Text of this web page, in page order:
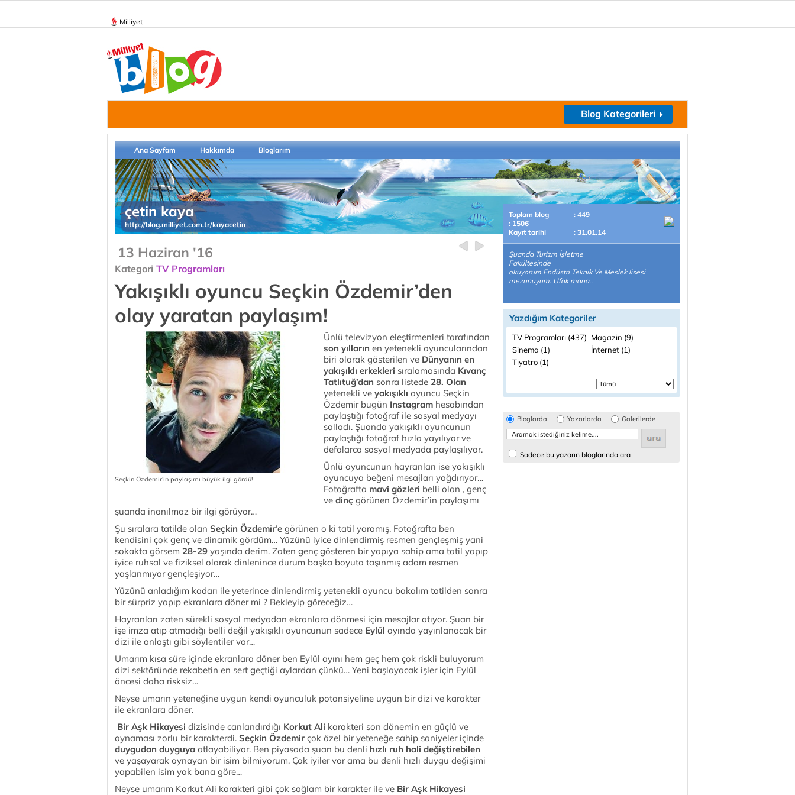
Milliyet
Blog Kategorileri
Ana Sayfam Hakkımda Bloglarım
çetin kaya
http://blog.milliyet.com.tr/kayacetin
13 Haziran '16
Kategori TV Programları
Yakışıklı oyuncu Seçkin Özdemir’den
olay yaratan paylaşım!
Seçkin Özdemir'in paylaşımı büyük ilgi gördü!
Ünlü televizyon eleştirmenleri tarafından
son yılların en yetenekli oyuncularından
biri olarak gösterilen ve Dünyanın en
yakışıklı erkekleri sıralamasında Kıvanç
Tatlıtuğ’dan sonra listede 28. Olan
yetenekli ve yakışıklı oyuncu Seçkin
Özdemir bugün Instagram hesabından
paylaştığı fotoğraf ile sosyal medyayı
salladı. Şuanda yakışıklı oyuncunun
paylaştığı fotoğraf hızla yayılıyor ve
defalarca sosyal medyada paylaşılıyor.
Ünlü oyuncunun hayranları ise yakışıklı
oyuncuya beğeni mesajları yağdırıyor…
Fotoğrafta mavi gözleri belli olan , genç
ve dinç görünen Özdemir’in paylaşımı
şuanda inanılmaz bir ilgi görüyor…
Şu sıralara tatilde olan Seçkin Özdemir’e görünen o ki tatil yaramış. Fotoğrafta ben
kendisini çok genç ve dinamik gördüm… Yüzünü iyice dinlendirmiş resmen gençleşmiş yani
sokakta görsem 28-29 yaşında derim. Zaten genç gösteren bir yapıya sahip ama tatil yapıp
iyice ruhsal ve fiziksel olarak dinlenince durum başka boyuta taşınmış adam resmen
yaşlanmıyor gençleşiyor…
Yüzünü anladığım kadarı ile yeterince dinlendirmiş yetenekli oyuncu bakalım tatilden sonra
bir sürpriz yapıp ekranlara döner mi ? Bekleyip göreceğiz…
Hayranları zaten sürekli sosyal medyadan ekranlara dönmesi için mesajlar atıyor. Şuan bir
işe imza atıp atmadığı belli değil yakışıklı oyuncunun sadece Eylül ayında yayınlanacak bir
dizi ile anlaştı gibi söylentiler var…
Umarım kısa süre içinde ekranlara döner ben Eylül ayını hem geç hem çok riskli buluyorum
dizi sektöründe rekabetin en sert geçtiği aylardan çünkü… Yeni başlayacak işler için Eylül
öncesi daha risksiz…
Neyse umarın yeteneğine uygun kendi oyunculuk potansiyeline uygun bir dizi ve karakter
ile ekranlara döner.
Bir Aşk Hikayesi dizisinde canlandırdığı Korkut Ali karakteri son dönemin en güçlü ve
oynaması zorlu bir karakterdi. Seçkin Özdemir çok özel bir yeteneğe sahip saniyeler içinde
duygudan duyguya atlayabiliyor. Ben piyasada şuan bu denli hızlı ruh hali değiştirebilen
ve yaşayarak oynayan bir isim bilmiyorum. Çok iyiler var ama bu denli hızlı duygu değişimi
yapabilen isim yok bana göre…
Neyse umarım Korkut Ali karakteri gibi çok sağlam bir karakter ile ve Bir Aşk Hikayesi
Toplam blog
: 449
: 1506
Kayıt tarihi
: 31.01.14
Şuanda Turizm İşletme
Fakültesinde
okuyorum.Endüstri Teknik Ve Meslek lisesi
mezunuyum. Ufak mana..
Yazdığım Kategoriler
TV Programları (437) Magazin (9)
Sinema (1)
İnternet (1)
Tiyatro (1)
Bloglarda Yazarlarda Galerilerde
Sadece bu yazarın bloglarında ara